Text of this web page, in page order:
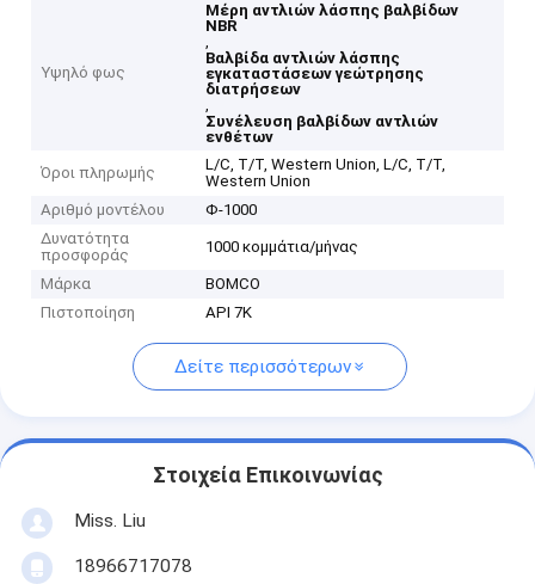
Υψηλό φως
Μέρη αντλιών λάσπης βαλβίδων
NBR
,
Βαλβίδα αντλιών λάσπης
εγκαταστάσεων γεώτρησης
διατρήσεων
,
Συνέλευση βαλβίδων αντλιών
ενθέτων
Όροι πληρωμής
L/C, T/T, Western Union, L/C, T/T,
Western Union
Αριθμό μοντέλου
Φ-1000
Δυνατότητα
προσφοράς
1000 κομμάτια/μήνας
Μάρκα
BOMCO
Πιστοποίηση
API 7K
Δείτε περισσότερων
Στοιχεία Επικοινωνίας
Miss. Liu
18966717078